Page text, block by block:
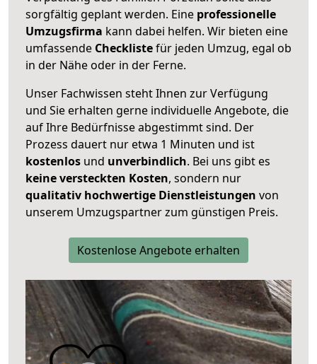
sorgfältig geplant werden. Eine professionelle
Umzugsfirma kann dabei helfen. Wir bieten eine
umfassende Checklistefür jeden Umzug, egal ob
in der Nähe oder in der Ferne.
Unser Fachwissen steht Ihnen zur Verfügung
und Sie erhalten gerne individuelle Angebote, die
auf Ihre Bedürfnisse abgestimmt sind. Der
Prozess dauert nur etwa 1 Minuten und ist
kostenlos und unverbindlich. Bei uns gibt es
keine versteckten Kosten, sondern nur
qualitativ hochwertige Dienstleistungen von
unserem Umzugspartner zum günstigen Preis.
Kostenlose Angebote erhalten